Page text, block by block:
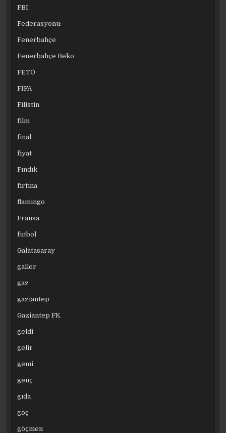
FBI
Federasyonu:
Fenerbahçe
Fenerbahçe Beko
FETÖ
FIFA
Filistin
film
final
fiyat
Fındık
fırtına
flamingo
Fransa
futbol
Galatasaray
galler
gaz
gaziantep
Gaziantep FK
geldi
gelir
gemi
genç
gıda
göç
göçmen